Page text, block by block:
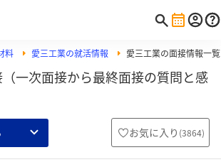
料 愛三工業の就活情報 愛三工業の面接情報一覧
一次面接から最終面接の質問と感
お気に入り (3864)